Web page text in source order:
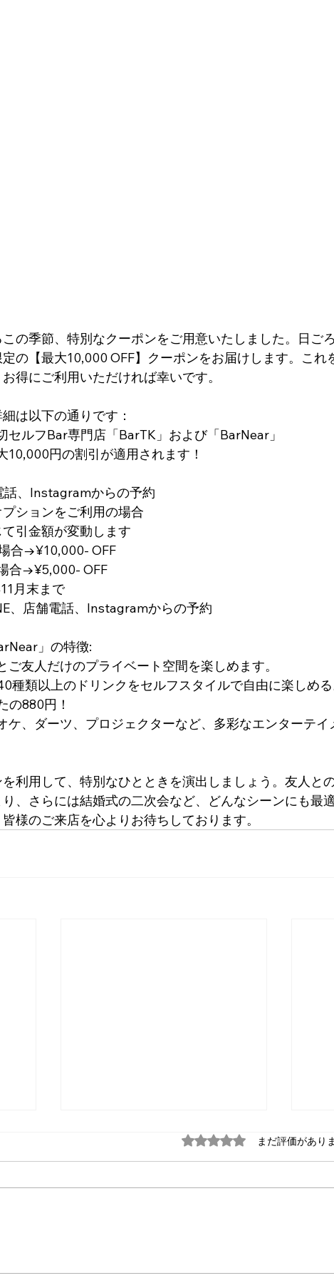
の季節、特別なクーポンをご用意いたしました。日ご
の【最大10,000 OFF】クーポンをお届けします。これ
得にご利用いただければ幸いです。
は以下の通りです：
セルフBar専門店「BarTK」および「BarNear」
10,000円の割引が適用されます！
話、Instagramからの予約
ションをご利用の場合
引金額が変動します
合→¥10,000- OFF
合→¥5,000- OFF
月末まで
、店舗電話、Instagramからの予約
」の特徴:
ご友人だけのプライベート空間を楽しめます。
種類以上のドリンクをセルフスタイルで自由に楽しめ
の880円！
ケ、ダーツ、プロジェクターなど、多彩なエンターテイ
利用して、特別なひとときを演出しましょう。友人と
、さらには結婚式の二次会など、どんなシーンにも最適
様のご来店を心よりお待ちしております。
5つ星のうち0と評価され
まだ評価があり